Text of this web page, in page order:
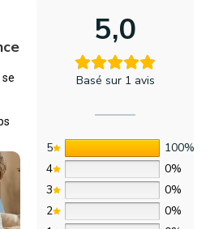
5,0
Basé sur 1 avis
5
100%
4
0%
3
0%
2
0%